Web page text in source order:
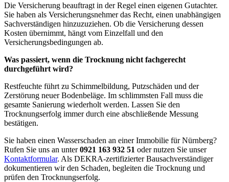
Die Versicherung beauftragt in der Regel einen eigenen Gutachter.
Sie haben als Versicherungsnehmer das Recht, einen unabhängigen
Sachverständigen hinzuzuziehen. Ob die Versicherung dessen
Kosten übernimmt, hängt vom Einzelfall und den
Versicherungsbedingungen ab.
Was passiert, wenn die Trocknung nicht fachgerecht
durchgeführt wird?
Restfeuchte führt zu Schimmelbildung, Putzschäden und der
Zerstörung neuer Bodenbeläge. Im schlimmsten Fall muss die
gesamte Sanierung wiederholt werden. Lassen Sie den
Trocknungserfolg immer durch eine abschließende Messung
bestätigen.
Sie haben einen Wasserschaden an einer Immobilie für Nürnberg?
Rufen Sie uns an unter0921 163 932 51 oder nutzen Sie unser
Kontaktformular. Als DEKRA-zertifizierter Bausachverständiger
dokumentieren wir den Schaden, begleiten die Trocknung und
prüfen den Trocknungserfolg.